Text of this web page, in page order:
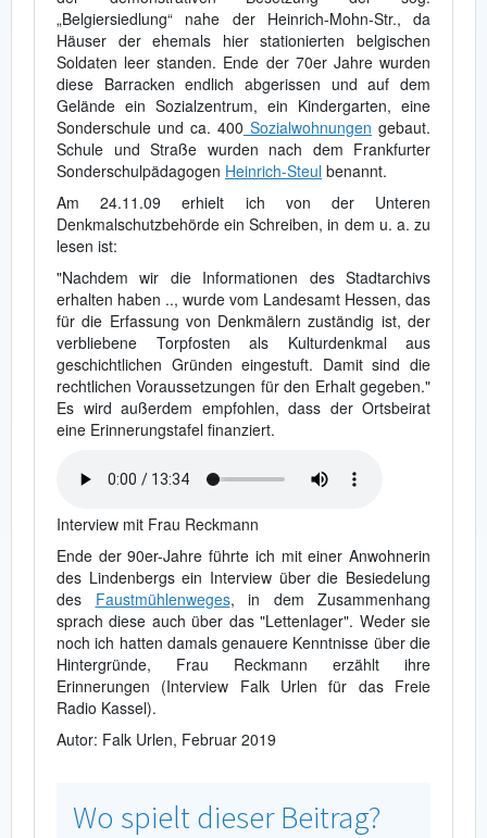
„Belgiersiedlung“ nahe der Heinrich-Mohn-Str., da
Häuser der ehemals hier stationierten belgischen
Soldaten leer standen. Ende der 70er Jahre wurden
diese Barracken endlich abgerissen und auf dem
Gelände ein Sozialzentrum, ein Kindergarten, eine
Sonderschule und ca. 400 Sozialwohnungen gebaut.
Schule und Straße wurden nach dem Frankfurter
Sonderschulpädagogen Heinrich-Steul benannt.
Am 24.11.09 erhielt ich von der Unteren
Denkmalschutzbehörde ein Schreiben, in dem u. a. zu
lesen ist:
"Nachdem wir die Informationen des Stadtarchivs
erhalten haben .., wurde vom Landesamt Hessen, das
für die Erfassung von Denkmälern zuständig ist, der
verbliebene Torpfosten als Kulturdenkmal aus
geschichtlichen Gründen eingestuft. Damit sind die
rechtlichen Voraussetzungen für den Erhalt gegeben."
Es wird außerdem empfohlen, dass der Ortsbeirat
eine Erinnerungstafel finanziert.
Interview mit Frau Reckmann
Ende der 90er-Jahre führte ich mit einer Anwohnerin
des Lindenbergs ein Interview über die Besiedelung
des Faustmühlenweges, in dem Zusammenhang
sprach diese auch über das "Lettenlager". Weder sie
noch ich hatten damals genauere Kenntnisse über die
Hintergründe, Frau Reckmann erzählt ihre
Erinnerungen (Interview Falk Urlen für das Freie
Radio Kassel).
Autor: Falk Urlen, Februar 2019
Wo spielt dieser Beitrag?